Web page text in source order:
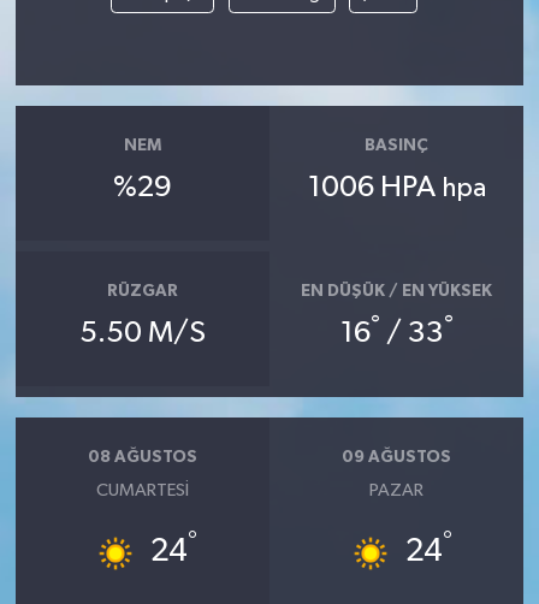
NEM
%29
BASINÇ
1006 HPA hpa
RÜZGAR
5.50 M/S
EN DÜŞÜK / EN YÜKSEK
16° / 33°
08 AĞUSTOS
CUMARTESI
24°
09 AĞUSTOS
PAZAR
24°